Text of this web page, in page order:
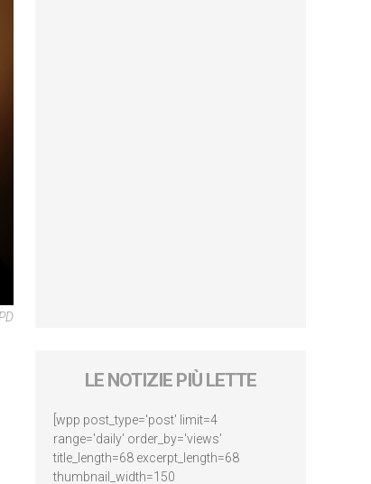
LE NOTIZIE PIÙ LETTE
[wpp post_type='post' limit=4
range='daily' order_by='views'
title_length=68 excerpt_length=68
thumbnail_width=150